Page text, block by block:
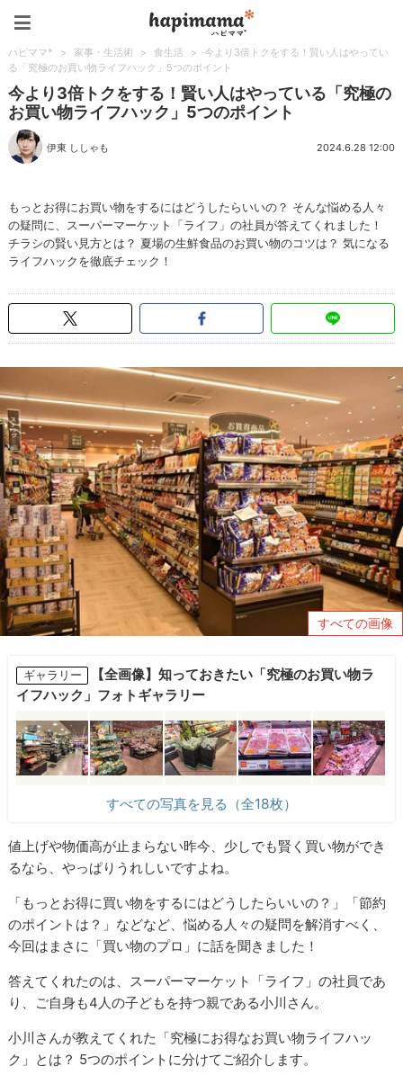
ハピママ* > 家事・生活術 > 食生活 >
今より3倍トクをする！賢い人はやってい
る「究極のお買い物ライフハック」5つのポイント
今より3倍トクをする！賢い人はやっている「究極の
お買い物ライフハック」5つのポイント
伊東 ししゃも 2024.6.28 12:00
もっとお得にお買い物をするにはどうしたらいいの？ そんな悩める人々
の疑問に、スーパーマーケット「ライフ」の社員が答えてくれました！
チラシの賢い見方とは？ 夏場の生鮮食品のお買い物のコツは？ 気になる
ライフハックを徹底チェック！
すべての画像
ギャラリー
【全画像】知っておきたい「究極のお買い物ラ
イフハック」フォトギャラリー
すべての写真を見る（全18枚）
値上げや物価高が止まらない昨今、少しでも賢く買い物ができ
るなら、やっぱりうれしいですよね。
「もっとお得に買い物をするにはどうしたらいいの？」「節約
のポイントは？」などなど、悩める人々の疑問を解消すべく、
今回はまさに「買い物のプロ」に話を聞きました！
答えてくれたのは、スーパーマーケット「ライフ」の社員であ
り、ご自身も4人の子どもを持つ親である小川さん。
小川さんが教えてくれた「究極にお得なお買い物ライフハッ
ク」とは？ 5つのポイントに分けてご紹介します。